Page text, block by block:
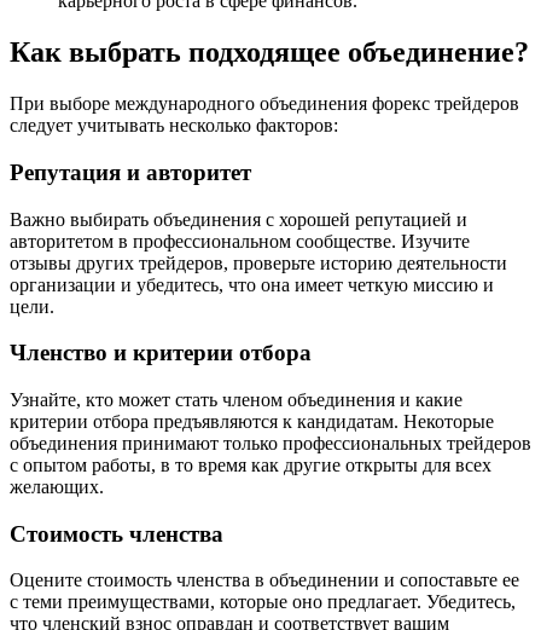
Как выбрать подходящее объединение?
При выборе международного объединения форекс трейдеров
следует учитывать несколько факторов:
Репутация и авторитет
Важно выбирать объединения с хорошей репутацией и
авторитетом в профессиональном сообществе. Изучите
отзывы других трейдеров, проверьте историю деятельности
организации и убедитесь, что она имеет четкую миссию и
цели.
Членство и критерии отбора
Узнайте, кто может стать членом объединения и какие
критерии отбора предъявляются к кандидатам. Некоторые
объединения принимают только профессиональных трейдеров
с опытом работы, в то время как другие открыты для всех
желающих.
Стоимость членства
Оцените стоимость членства в объединении и сопоставьте ее
с теми преимуществами, которые оно предлагает. Убедитесь,
что членский взнос оправдан и соответствует вашим